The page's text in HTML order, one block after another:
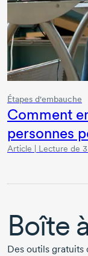
Étapes d'embauche
Comment
personnes
Article | Lecture de
Boîte
Des outils gratuits